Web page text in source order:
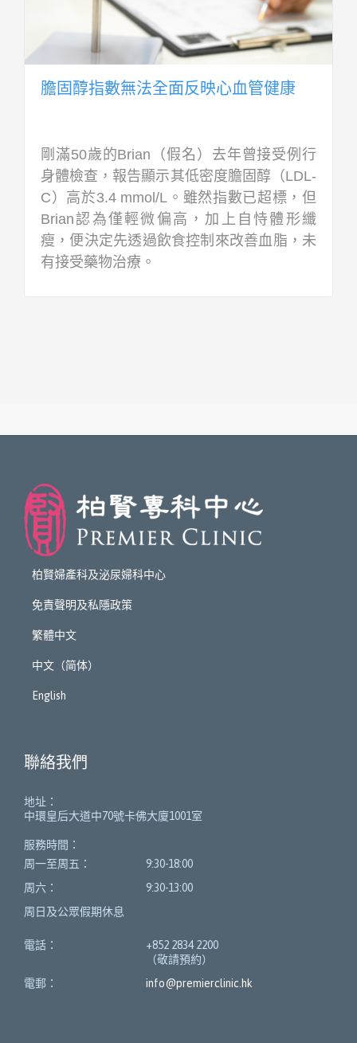
膽固醇指數無法全面反映心血管健康
剛滿50歲的Brian（假名）去年曾接受例行
身體檢查，報告顯示其低密度膽固醇（LDL-
C）高於3.4 mmol/L。雖然指數已超標，但
Brian認為僅輕微偏高，加上自恃體形纖
瘦，便決定先透過飲食控制來改善血脂，未
有接受藥物治療。
柏賢婦產科及泌尿婦科中心
免責聲明及私隱政策
繁體中文
中文（简体）
English
聯絡我們
地址：
中環皇后大道中70號卡佛大廈1001室
服務時間：
周一至周五：
9:30-18:00
周六：
9:30-13:00
周日及公眾假期休息
電話：
+852 2834 2200
（敬請預約）
電郵：
info@premierclinic.hk